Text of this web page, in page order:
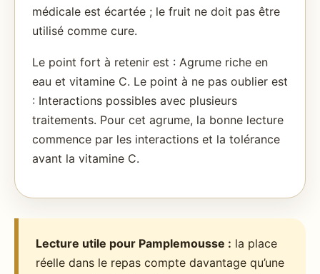
médicale est écartée ; le fruit ne doit pas être
utilisé comme cure.
Le point fort à retenir est : Agrume riche en
eau et vitamine C. Le point à ne pas oublier est
: Interactions possibles avec plusieurs
traitements. Pour cet agrume, la bonne lecture
commence par les interactions et la tolérance
avant la vitamine C.
Lecture utile pour Pamplemousse : la place
réelle dans le repas compte davantage qu’une